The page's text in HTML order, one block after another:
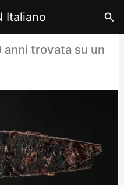
Italiano
trovata su un